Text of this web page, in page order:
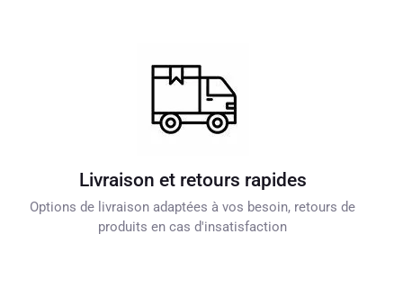
Livraison et retours rapides
Options de livraison adaptées à vos besoin, retours de
produits en cas d'insatisfaction